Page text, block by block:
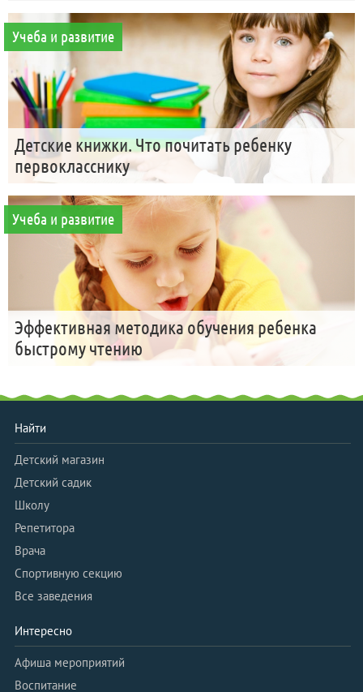
Учеба и развитие
Детские книжки. Что почитать ребенку
первокласснику
Учеба и развитие
Эффективная методика обучения ребенка
быстрому чтению
Найти
Детский магазин
Детский садик
Школу
Репетитора
Врача
Спортивную секцию
Все заведения
Интересно
Афиша мероприятий
Воспитание